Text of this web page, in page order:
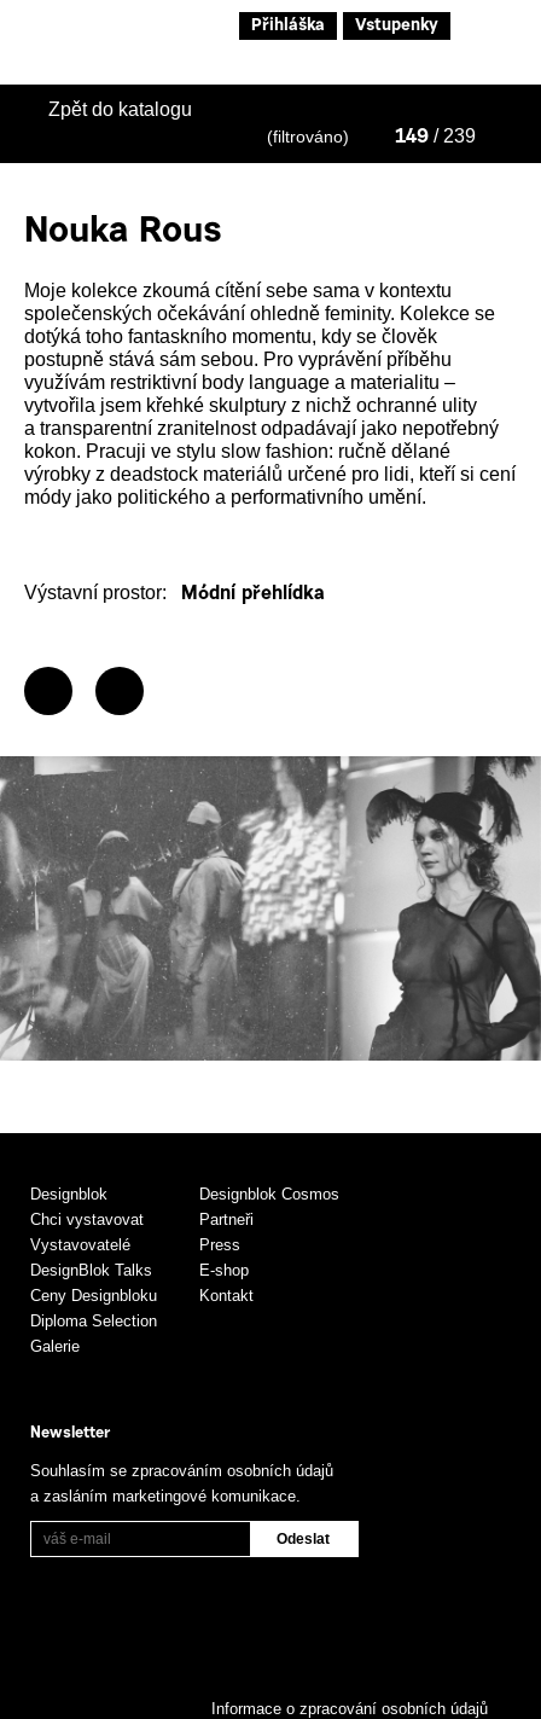
Přihláška Vstupenky
Zpět do katalogu
(filtrováno) 149 / 239
Nouka Rous
Moje kolekce zkoumá cítění sebe sama v kontextu
společenských očekávání ohledně feminity. Kolekce se
dotýká toho fantaskního momentu, kdy se člověk
postupně stává sám sebou. Pro vyprávění příběhu
využívám restriktivní body language a materialitu –
vytvořila jsem křehké skulptury z nichž ochranné ulity
a transparentní zranitelnost odpadávají jako nepotřebný
kokon. Pracuji ve stylu slow fashion: ručně dělané
výrobky z deadstock materiálů určené pro lidi, kteří si cení
módy jako politického a performativního umění.
Výstavní prostor: Módní přehlídka
Designblok
Chci vystavovat
Vystavovatelé
DesignBlok Talks
Ceny Designbloku
Diploma Selection
Galerie
Designblok Cosmos
Partneři
Press
E-shop
Kontakt
Newsletter
Souhlasím se zpracováním osobních údajů
a zasláním marketingové komunikace.
Informace o zpracování osobních údajů